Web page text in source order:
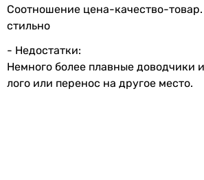
Соотношение цена-качество-
стильно
- Недостатки:
Немного более плавные доводчики
лого или перенос на другое место.